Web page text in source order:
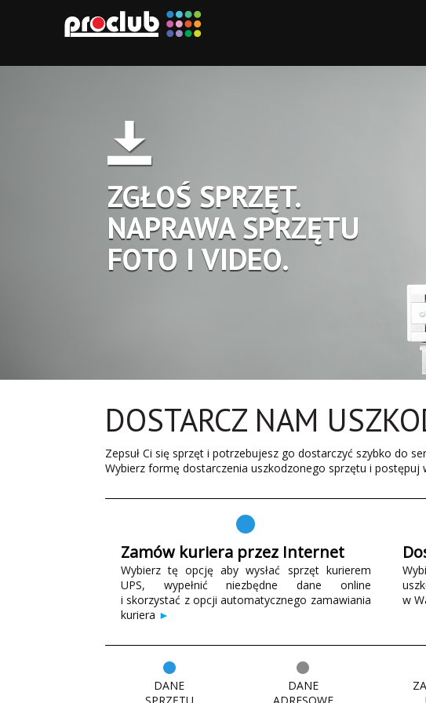
ZGŁOŚ SPRZĘT.
NAPRAWA SPRZĘTU
FOTO I VIDEO.
DOSTARCZ NAM
Zepsuł Ci się sprzęt i potrzebujesz go dostarczyć szybko do
Wybierz formę dostarczenia uszkodzonego sprzętu i postępuj
Zamów kuriera przez Internet
Wybierz tę opcję aby wysłać sprzęt kurierem
UPS, wypełnić niezbędne dane online
i skorzystać z opcji automatycznego zamawiania
kuriera ►
w
DANE
DANE